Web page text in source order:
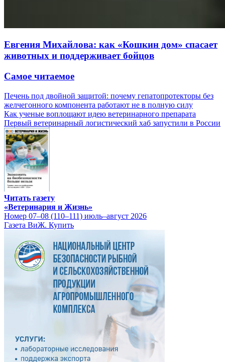
Евгения Михайлова: как «Кошкин дом» спасает
животных и поддерживает бойцов
Самое читаемое
Печень под двойной защитой: почему гепатопротекторы без
желчегонного компонента работают не в полную силу
Как ученые воплощают идею ветеринарного препарата
Первый ветеринарный логистический хаб запустили в России
Читать газету
«Ветеринария и Жизнь»
Номер 07–08 (110–111) июль–август 2026
Газета ВиЖ. Купить